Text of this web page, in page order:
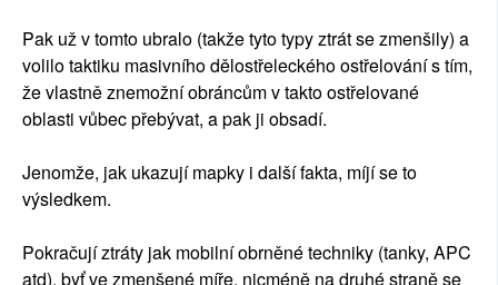
Pak už v tomto ubralo (takže tyto typy ztrát se zmenšily) a
volilo taktiku masivního dělostřeleckého ostřelování s tím,
že vlastně znemožní obráncům v takto ostřelované
oblasti vůbec přebývat, a pak ji obsadí.
Jenomže, jak ukazují mapky i další fakta, míjí se to
výsledkem.
Pokračují ztráty jak mobilní obrněné techniky (tanky, APC
atd), byť ve zmenšené míře, nicméně na druhé straně se